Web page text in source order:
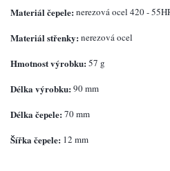
Materiál čepele: nerezová ocel 420 -
Materiál střenky: nerezová ocel
Hmotnost výrobku:57 g
Délka výrobku: 90 mm
Délka čepele:70 mm
Šířka čepele: 12 mm